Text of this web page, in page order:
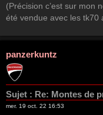
(Précision c’est sur mon
été vendue avec les tk70
panzerkuntz
Sujet : Re: Montes de
mer. 19 oct. 22 16:53